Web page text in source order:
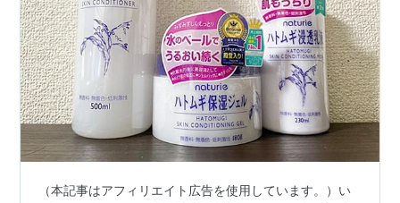
（本記事はアフィリエイト広告を使用しています。）い